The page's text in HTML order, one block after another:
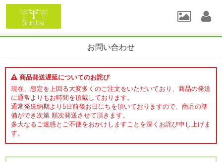
お問い合わせ
商品発送遅延についてのお詫び
現在、想定を上回る大変多くのご注文をいただいており、商品の発送
に通常よりもお時間を頂戴しております。
通常発送納期より5日前後お日にちを頂いておりますので、商品の準
備ができ次第 順次発送させて頂きます。
多大なるご迷惑とご不便をおかけしますことを深くお詫び申し上げま
す。